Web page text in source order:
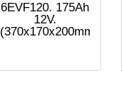
6EVF120. 175Ah
12V.
(370x170x200mm)